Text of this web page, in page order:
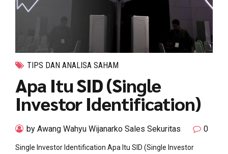
TIPS DAN ANALISA SAHAM
Apa Itu SID (Single
Investor Identification)
by Awang Wahyu Wijanarko Sales Sekuritas 0
Single Investor Identification Apa Itu SID (Single Investor